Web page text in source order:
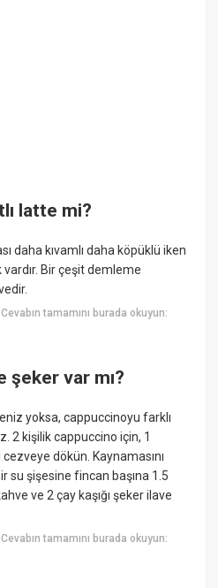
latte mi?
daha kıvamlı daha köpüklü iken
Bir çeşit demleme
Cevabın tamamını burada okuyun:
şeker var mı?
yoksa, cappuccinoyu farklı
2 kişilik cappuccino için, 1
dökün. Kaynamasını
su şişesine fincan başına 1.5
ve 2 çay kaşığı şeker ilave
Cevabın tamamını burada okuyun: